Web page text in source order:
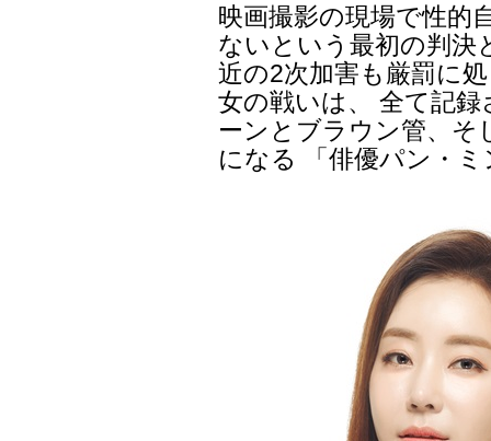
映画撮影の現場で性的
ないという最初の判決
近の2次加害も厳罰に
女の戦いは、 全て記
ーンとブラウン管、そ
になる 「俳優パン・